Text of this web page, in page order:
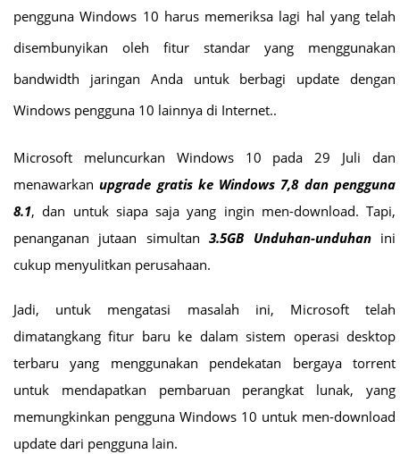
pengguna Windows 10 harus memeriksa lagi hal yang telah
disembunyikan oleh fitur standar yang menggunakan
bandwidth jaringan Anda untuk berbagi update dengan
Windows pengguna 10 lainnya di Internet..
Microsoft meluncurkan Windows 10 pada 29 Juli dan
menawarkanupgrade gratis ke Windows 7,8 dan pengguna
8.1, dan untuk siapa saja yang ingin men-download. Tapi,
penanganan jutaan simultan3.5GB Unduhan-unduhanini
cukup menyulitkan perusahaan.
Jadi, untuk mengatasi masalah ini, Microsoft telah
dimatangkang fitur baru ke dalam sistem operasi desktop
terbaru yang menggunakan pendekatan bergaya torrent
untuk mendapatkan pembaruan perangkat lunak, yang
memungkinkan pengguna Windows 10 untuk men-download
update dari pengguna lain.